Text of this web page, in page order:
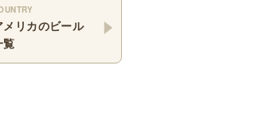
メリカのビール
覧